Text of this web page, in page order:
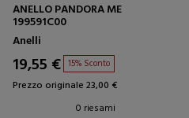
ANELLO PANDORA ME
199591C00
Anelli
19,55 € 15% Sconto
Prezzo originale 23,00 €
0 riesami